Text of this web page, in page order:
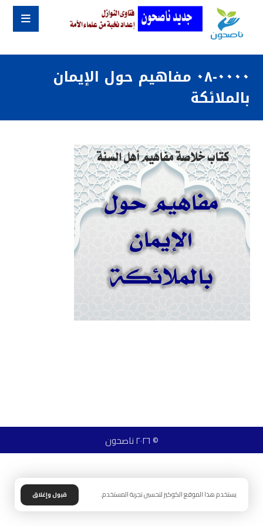
٠٠٠٠-٠٨ مفاهيم حول الإيمان
بالملائكة
© ٢٠٢٦ ناصحون
يستخدم هذا الموقع الكوكيز لتحسين تجربة المستخدم. قبول وإغلاق